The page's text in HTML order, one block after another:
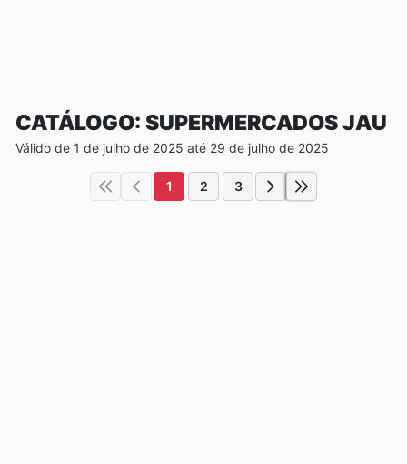
CATÁLOGO: SUPERMERCADOS JAU
Válido de 1 de julho de 2025 até 29 de julho de 2025
1 2 3